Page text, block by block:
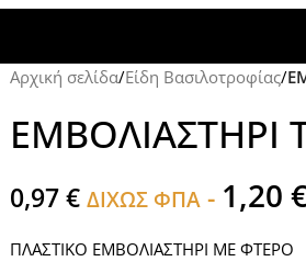
Αρχική σελίδα/Είδη Βασιλοτροφίας/
ΕΜΒΟΛΙΑΣΤΗΡΙ
0,97€ ΔΙΧΩΣ ΦΠΑ- 1,20
ΠΛΑΣΤΙΚΟ ΕΜΒΟΛΙΑΣΤΗΡΙ ΜΕ ΦΤΕΡΟ